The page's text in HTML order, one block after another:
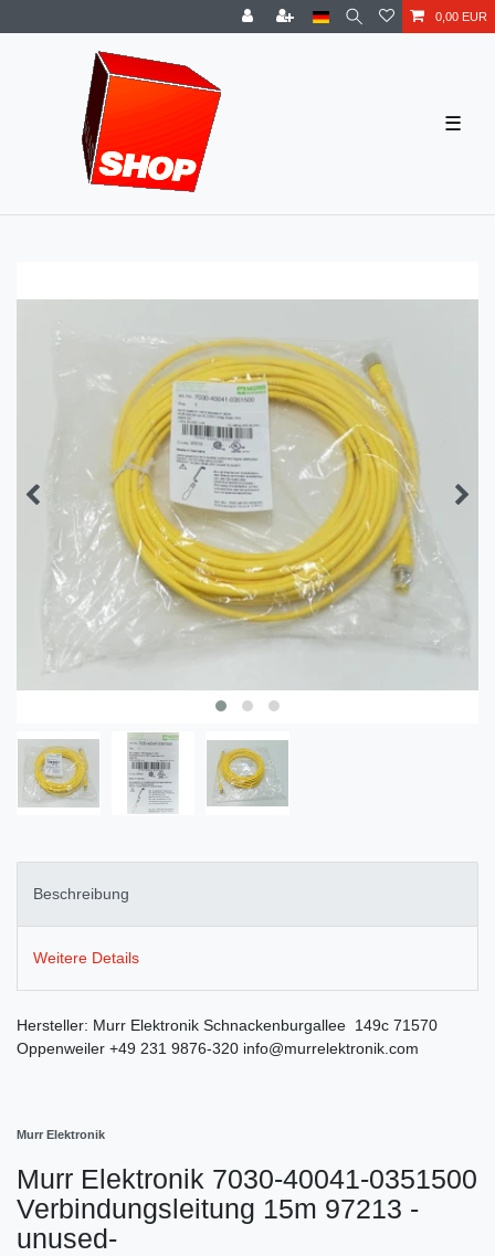
0,00 EUR
☰
Beschreibung
Weitere Details
Hersteller: Murr Elektronik Schnackenburgallee 149c 71570
Oppenweiler +49 231 9876-320 info@murrelektronik.com
Murr Elektronik
Murr Elektronik 7030-40041-0351500
Verbindungsleitung 15m 97213 -
unused-